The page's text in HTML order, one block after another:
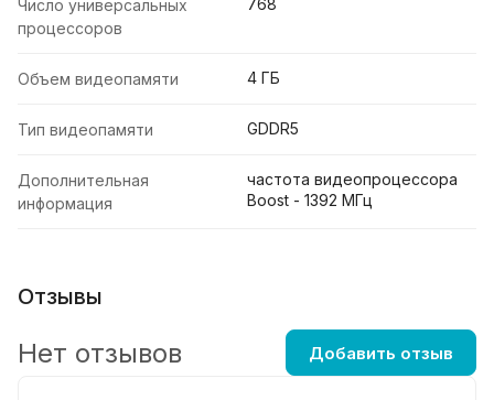
Число универсальных
процессоров
768
Объем видеопамяти 4 ГБ
Тип видеопамяти GDDR5
Дополнительная
информация
частота видеопроцессора
Boost - 1392 МГц
Отзывы
Нет отзывов Добавить отзыв